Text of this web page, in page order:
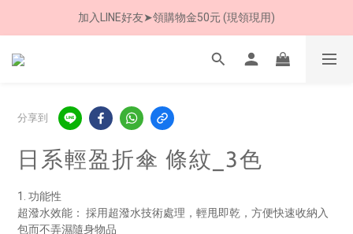
加入LINE好友➤領購物金50元 (現領現用)
分享到
日系輕盈折傘 條紋_3色
1. 功能性
超潑水效能： 採用超潑水技術處理，輕甩即乾，方便快速收納入
包而不弄濕隨身物品